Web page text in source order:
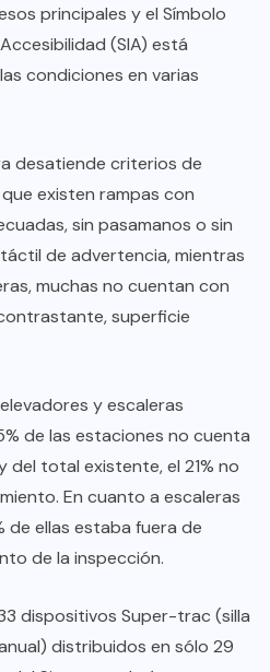
principales y el Símbolo
(SIA) está
condiciones en varias
desatiende criterios de
existen rampas con
sin pasamanos o sin
de advertencia, mientras
muchas no cuentan con
superficie
y escaleras
de las estaciones no cuenta
del total existente, el 21% no
En cuanto a escaleras
de ellas estaba fuera de
de la inspección.
dispositivos Super-trac (silla
distribuidos en sólo 29